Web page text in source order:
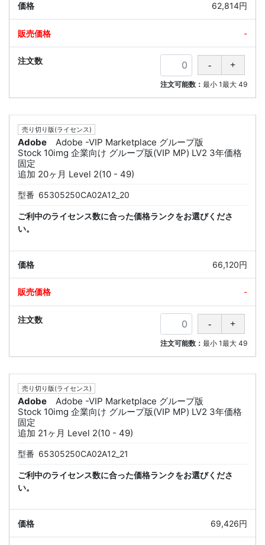
62,814円
-
注文可能数： 最小 1最大 49
売り切り版(ライセンス)
Adobe
Adobe -VIP Marketplace グループ版
Stock 10img 企業向け グループ版(VIP MP) LV2 3年価格
固定
追加 20ヶ月 Level 2(10 - 49)
型番 65305250CA02A12_20
ご利中のライセンス数に合った価格ランクをお選びくださ
い。
66,120円
-
注文可能数： 最小 1最大 49
売り切り版(ライセンス)
Adobe
Adobe -VIP Marketplace グループ版
Stock 10img 企業向け グループ版(VIP MP) LV2 3年価格
固定
追加 21ヶ月 Level 2(10 - 49)
型番 65305250CA02A12_21
ご利中のライセンス数に合った価格ランクをお選びくださ
い。
69,426円